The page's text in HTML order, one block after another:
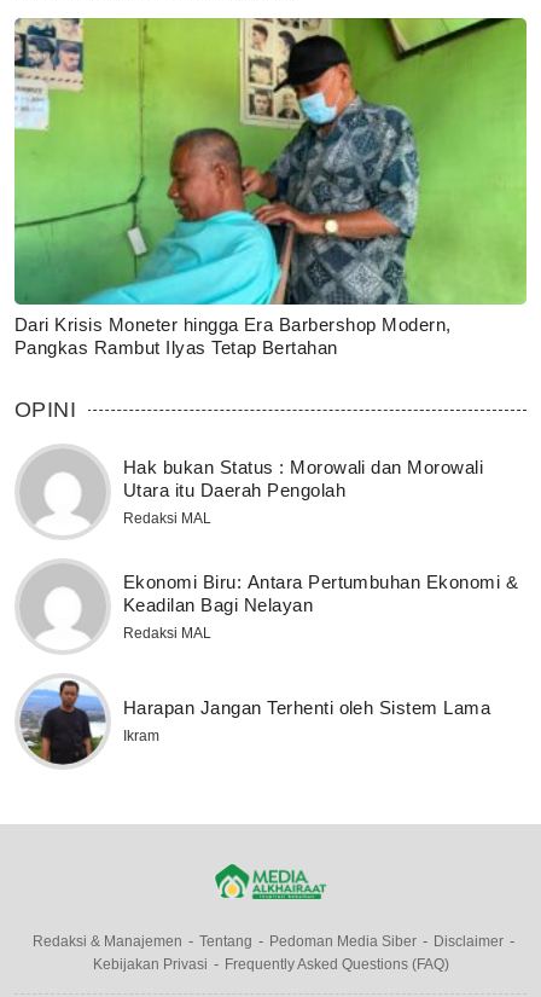
Dari Krisis Moneter hingga Era Barbershop Modern,
Pangkas Rambut Ilyas Tetap Bertahan
OPINI
Hak bukan Status : Morowali dan Morowali
Utara itu Daerah Pengolah
Redaksi MAL
Ekonomi Biru: Antara Pertumbuhan Ekonomi &
Keadilan Bagi Nelayan
Redaksi MAL
Harapan Jangan Terhenti oleh Sistem Lama
Ikram
Redaksi & Manajemen Tentang Pedoman Media Siber
Disclaimer
Kebijakan Privasi
Frequently Asked Questions (FAQ)